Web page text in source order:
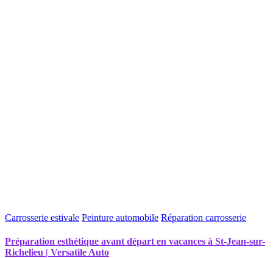
Carrosserie estivale Peinture automobile Réparation carrosserie
Préparation esthétique avant départ en vacances à St-Jean-sur-
Richelieu | Versatile Auto